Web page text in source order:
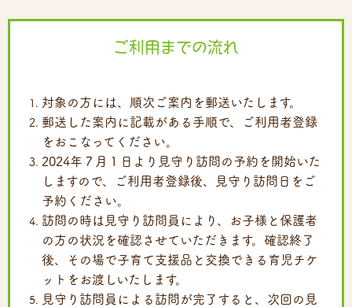
ご利用までの流れ
対象の方には、順次ご案内を郵送いたします。
郵送した案内に記載がある手順で、ご利用者登録
をおこなってください。
2024年７月１日より見守り訪問の予約を開始いた
しますので、ご利用者登録後、見守り訪問日をご
予約ください。
訪問の時は見守り訪問員により、お子様と保護者
の方の状況を確認させていただきます。確認終了
後、その場で子育て支援品と交換できる育児チケ
ットをお渡しいたします。
見守り訪問員による訪問が完了すると、次回の見